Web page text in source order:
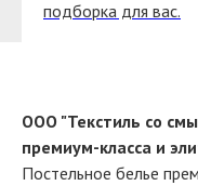
подборка для вас.
ООО "Текстиль со
премиум-класса и
Постельное белье